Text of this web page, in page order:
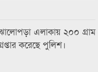
এলাকায় ২০০ গ্রাম
করেছে পুলিশ।